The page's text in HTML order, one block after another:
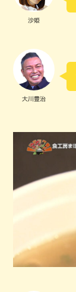
沙姫
大川豊治